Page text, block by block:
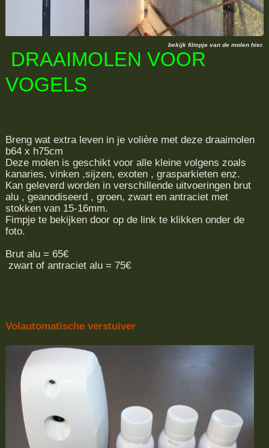
bekijk filmpje van de molen hier.
DRAAIMOLEN VOOR
VOGELS
Breng wat extra leven in je volière met deze draaimolen
b64 x h75cm
Deze molen is geschikt voor alle kleine volgens zoals
kanaries, vinken ,sijzen, exoten , grasparkieten enz.
Kan geleverd worden in verschillende uitvoeringen brut
alu , geanodiseerd , groen, zwart en antraciet met
stokken van 15-16mm.
Fimpje te bekijken door op de link te klikken onder de
foto.
Brut alu = 65€
zwart of antraciet alu = 75€
Volautomatische verstuiver